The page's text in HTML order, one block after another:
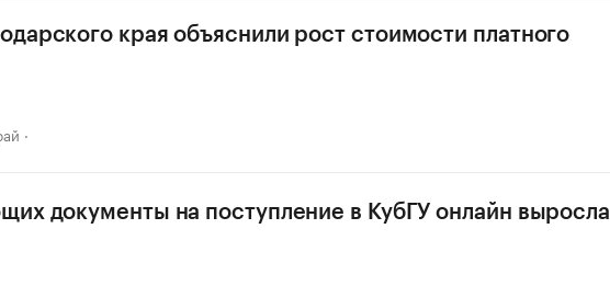
края объяснили рост стоимости платного
документы на поступление в КубГУ онлайн выросла